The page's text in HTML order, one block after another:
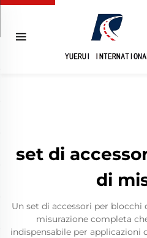
set di
di
Un set di accessori per blocchi
misurazione completa
indispensabile per applicazioni